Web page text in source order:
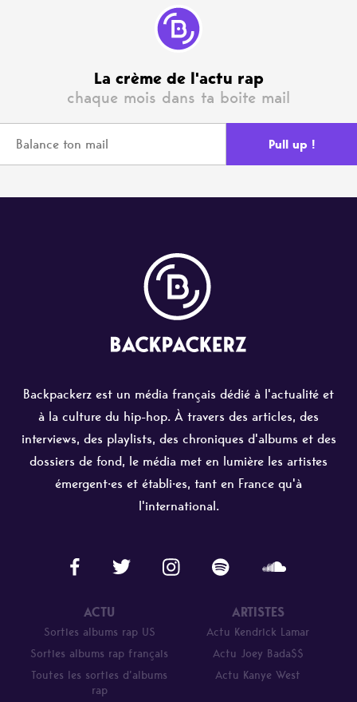
La crème de l'actu rap
chaque mois dans ta boite mail
Backpackerz est un média français dédié à l'actualité et
à la culture du hip-hop. À travers des articles, des
interviews, des playlists, des chroniques d'albums et des
dossiers de fond, le média met en lumière les artistes
émergent·es et établi·es, tant en France qu'à
l'international.
ACTU
Sorties albums rap US
Sorties albums rap français
Toutes les sorties d’albums
rap
ARTISTES
Actu Kendrick Lamar
Actu Joey Bada$$
Actu Kanye West